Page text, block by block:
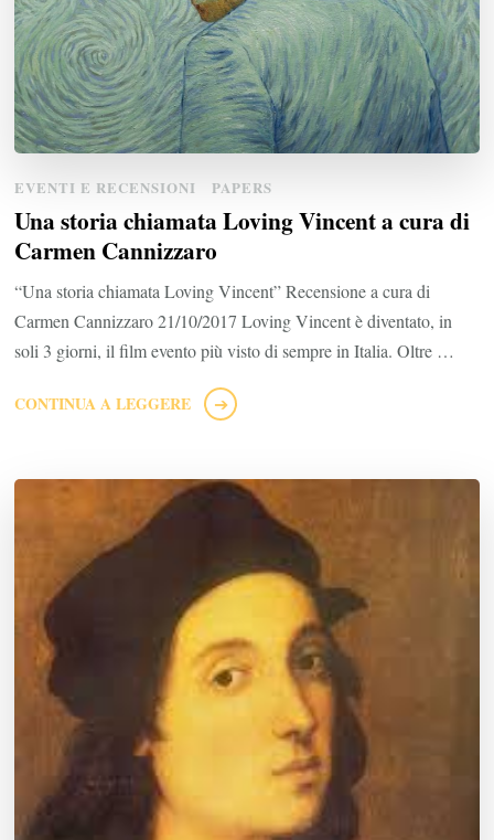
EVENTI E RECENSIONI PAPERS
Una storia chiamata Loving Vincent a cura di
Carmen Cannizzaro
“Una storia chiamata Loving Vincent” Recensione a cura di
Carmen Cannizzaro 21/10/2017 Loving Vincent è diventato, in
soli 3 giorni, il film evento più visto di sempre in Italia. Oltre …
CONTINUA A LEGGERE